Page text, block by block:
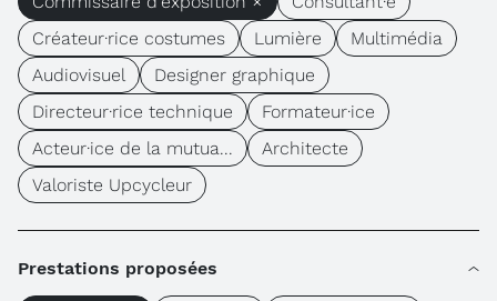
Créateur·rice costumes
Lumière
Multimédia
Audiovisuel
Designer graphique
Directeur·rice technique
Formateur·ice
Acteur·ice de la mutua...
Architecte
Valoriste Upcycleur
Prestations proposées